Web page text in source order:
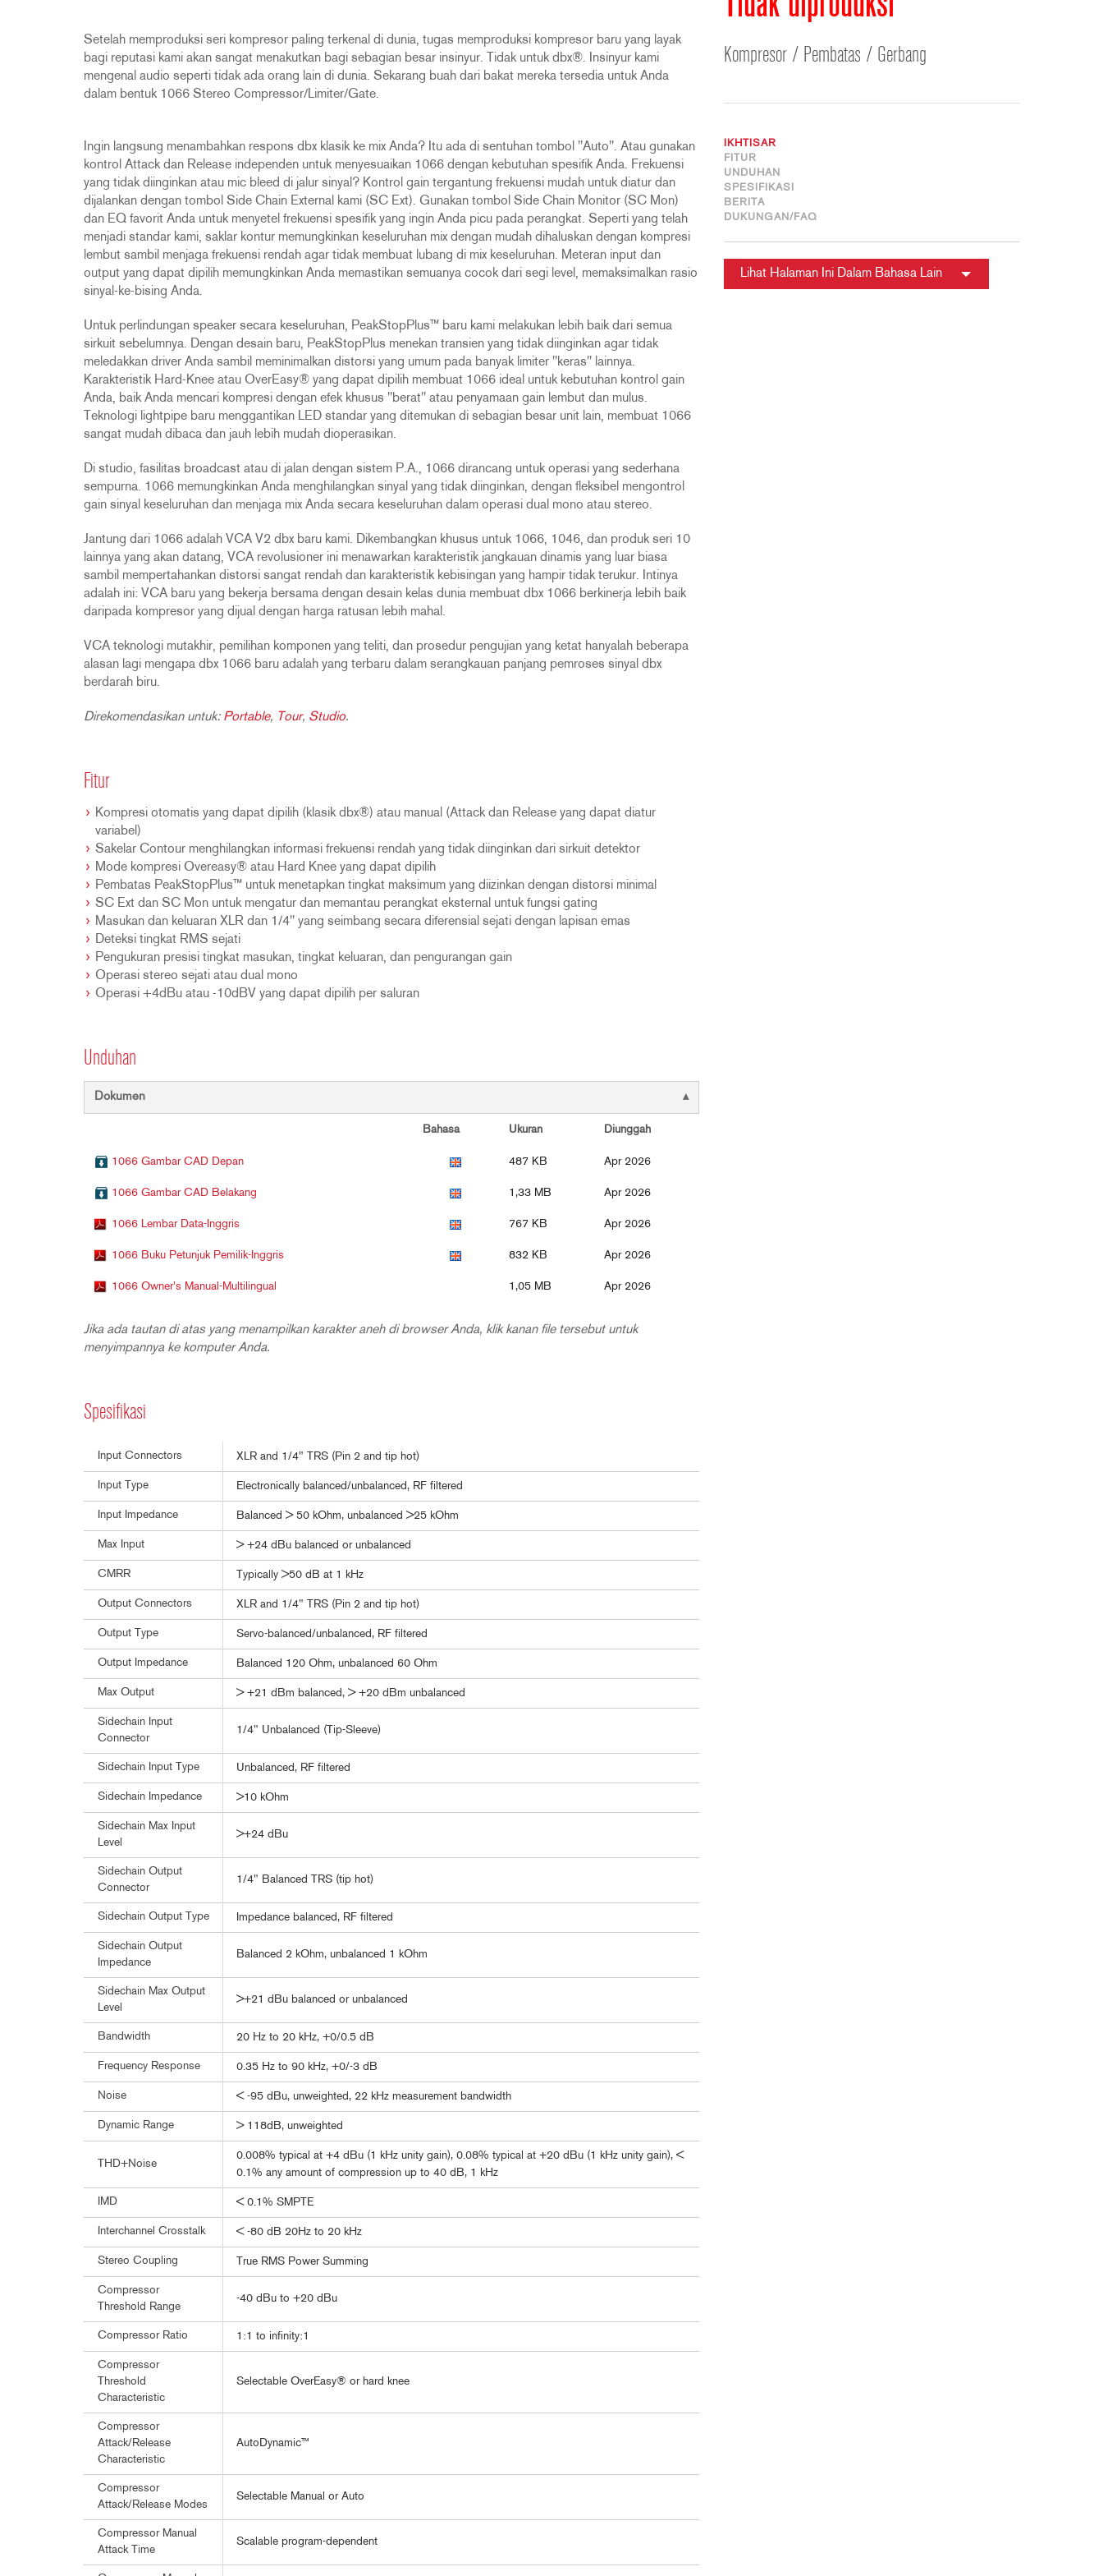
iEQ31
530
Di1
DJDI
DI4
Setelah memproduksi seri kompresor paling terkenal di dunia, tugas memproduksi kompresor baru yang layak
bagi reputasi kami akan sangat menakutkan bagi sebagian besar insinyur. Tidak untuk dbx®. Insinyur kami
mengenal audio seperti tidak ada orang lain di dunia. Sekarang buah dari bakat mereka tersedia untuk Anda
dalam bentuk 1066 Stereo Compressor/Limiter/Gate.
Ingin langsung menambahkan respons dbx klasik ke mix Anda? Itu ada di sentuhan tombol "Auto". Atau gunakan
kontrol Attack dan Release independen untuk menyesuaikan 1066 dengan kebutuhan spesifik Anda. Frekuensi
yang tidak diinginkan atau mic bleed di jalur sinyal? Kontrol gain tergantung frekuensi mudah untuk diatur dan
dijalankan dengan tombol Side Chain External kami (SC Ext). Gunakan tombol Side Chain Monitor (SC Mon)
dan EQ favorit Anda untuk menyetel frekuensi spesifik yang ingin Anda picu pada perangkat. Seperti yang telah
menjadi standar kami, saklar kontur memungkinkan keseluruhan mix dengan mudah dihaluskan dengan kompresi
lembut sambil menjaga frekuensi rendah agar tidak membuat lubang di mix keseluruhan. Meteran input dan
output yang dapat dipilih memungkinkan Anda memastikan semuanya cocok dari segi level, memaksimalkan rasio
sinyal-ke-bising Anda.
Untuk perlindungan speaker secara keseluruhan, PeakStopPlus™ baru kami melakukan lebih baik dari semua
sirkuit sebelumnya. Dengan desain baru, PeakStopPlus menekan transien yang tidak diinginkan agar tidak
meledakkan driver Anda sambil meminimalkan distorsi yang umum pada banyak limiter "keras" lainnya.
Karakteristik Hard-Knee atau OverEasy® yang dapat dipilih membuat 1066 ideal untuk kebutuhan kontrol gain
Anda, baik Anda mencari kompresi dengan efek khusus "berat" atau penyamaan gain lembut dan mulus.
Teknologi lightpipe baru menggantikan LED standar yang ditemukan di sebagian besar unit lain, membuat 1066
sangat mudah dibaca dan jauh lebih mudah dioperasikan.
Di studio, fasilitas broadcast atau di jalan dengan sistem P.A., 1066 dirancang untuk operasi yang sederhana
sempurna. 1066 memungkinkan Anda menghilangkan sinyal yang tidak diinginkan, dengan fleksibel mengontrol
gain sinyal keseluruhan dan menjaga mix Anda secara keseluruhan dalam operasi dual mono atau stereo.
Jantung dari 1066 adalah VCA V2 dbx baru kami. Dikembangkan khusus untuk 1066, 1046, dan produk seri 10
lainnya yang akan datang, VCA revolusioner ini menawarkan karakteristik jangkauan dinamis yang luar biasa
sambil mempertahankan distorsi sangat rendah dan karakteristik kebisingan yang hampir tidak terukur. Intinya
adalah ini: VCA baru yang bekerja bersama dengan desain kelas dunia membuat dbx 1066 berkinerja lebih baik
daripada kompresor yang dijual dengan harga ratusan lebih mahal.
VCA teknologi mutakhir, pemilihan komponen yang teliti, dan prosedur pengujian yang ketat hanyalah beberapa
alasan lagi mengapa dbx 1066 baru adalah yang terbaru dalam serangkauan panjang pemroses sinyal dbx
berdarah biru.
Direkomendasikan untuk: Portable, Tour, Studio.
Fitur
Kompresi otomatis yang dapat dipilih (klasik dbx®) atau manual (Attack dan Release yang dapat diatur
variabel)
Sakelar Contour menghilangkan informasi frekuensi rendah yang tidak diinginkan dari sirkuit detektor
Mode kompresi Overeasy® atau Hard Knee yang dapat dipilih
Pembatas PeakStopPlus™ untuk menetapkan tingkat maksimum yang diizinkan dengan distorsi minimal
SC Ext dan SC Mon untuk mengatur dan memantau perangkat eksternal untuk fungsi gating
Masukan dan keluaran XLR dan 1/4" yang seimbang secara diferensial sejati dengan lapisan emas
Deteksi tingkat RMS sejati
Pengukuran presisi tingkat masukan, tingkat keluaran, dan pengurangan gain
Operasi stereo sejati atau dual mono
Operasi +4dBu atau -10dBV yang dapat dipilih per saluran
Unduhan
Dokumen
Bahasa Ukuran Diunggah
1066 Gambar CAD Depan 487 KB Apr 2026
1066 Gambar CAD Belakang 1,33 MB Apr 2026
1066 Lembar Data-Inggris 767 KB Apr 2026
1066 Buku Petunjuk Pemilik-Inggris 832 KB Apr 2026
1066 Owner's Manual-Multilingual 1,05 MB Apr 2026
Jika ada tautan di atas yang menampilkan karakter aneh di browser Anda, klik kanan file tersebut untuk
menyimpannya ke komputer Anda.
Spesifikasi
Input Connectors XLR and 1/4" TRS (Pin 2 and tip hot)
Input Type Electronically balanced/unbalanced, RF filtered
Input Impedance Balanced > 50 kOhm, unbalanced >25 kOhm
Max Input > +24 dBu balanced or unbalanced
CMRR Typically >50 dB at 1 kHz
Output Connectors XLR and 1/4" TRS (Pin 2 and tip hot)
Output Type Servo-balanced/unbalanced, RF filtered
Output Impedance Balanced 120 Ohm, unbalanced 60 Ohm
Max Output > +21 dBm balanced, > +20 dBm unbalanced
Sidechain Input
Connector
1/4" Unbalanced (Tip-Sleeve)
Sidechain Input Type Unbalanced, RF filtered
Sidechain Impedance >10 kOhm
Sidechain Max Input
Level
>+24 dBu
Sidechain Output
Connector
1/4" Balanced TRS (tip hot)
Sidechain Output Type Impedance balanced, RF filtered
Sidechain Output
Impedance
Balanced 2 kOhm, unbalanced 1 kOhm
Sidechain Max Output
Level
>+21 dBu balanced or unbalanced
Bandwidth 20 Hz to 20 kHz, +0/0.5 dB
Frequency Response 0.35 Hz to 90 kHz, +0/-3 dB
Noise < -95 dBu, unweighted, 22 kHz measurement bandwidth
Dynamic Range > 118dB, unweighted
THD+Noise
0.008% typical at +4 dBu (1 kHz unity gain), 0.08% typical at +20 dBu (1 kHz unity gain), <
0.1% any amount of compression up to 40 dB, 1 kHz
IMD < 0.1% SMPTE
Interchannel Crosstalk < -80 dB 20Hz to 20 kHz
Stereo Coupling True RMS Power Summing
Compressor
Threshold Range
-40 dBu to +20 dBu
Compressor Ratio 1:1 to infinity:1
Compressor
Threshold
Characteristic
Selectable OverEasy® or hard knee
Compressor
Attack/Release
Characteristic
AutoDynamic™
Compressor
Attack/Release Modes
Selectable Manual or Auto
Compressor Manual
Attack Time
Scalable program-dependent
Kompresor / Pembatas / Gerbang
IKHTISAR
FITUR
UNDUHAN
SPESIFIKASI
BERITA
DUKUNGAN/FAQ
Lihat Halaman Ini Dalam Bahasa Lain